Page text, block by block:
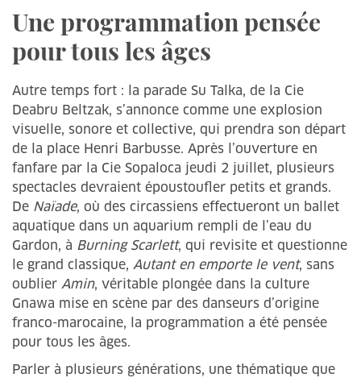
Une programmation pensée
pour tous les âges
Autre temps fort : la parade Su Talka, de la Cie
Deabru Beltzak, s’annonce comme une explosion
visuelle, sonore et collective, qui prendra son départ
de la place Henri Barbusse. Après l’ouverture en
fanfare par la Cie Sopaloca jeudi 2 juillet, plusieurs
spectacles devraient époustoufler petits et grands.
De Naïade, où des circassiens effectueront un ballet
aquatique dans un aquarium rempli de l’eau du
Gardon, à Burning Scarlett, qui revisite et questionne
le grand classique, Autant en emporte le vent, sans
oublier Amin, véritable plongée dans la culture
Gnawa mise en scène par des danseurs d’origine
franco-marocaine, la programmation a été pensée
pour tous les âges.
Parler à plusieurs générations, une thématique que